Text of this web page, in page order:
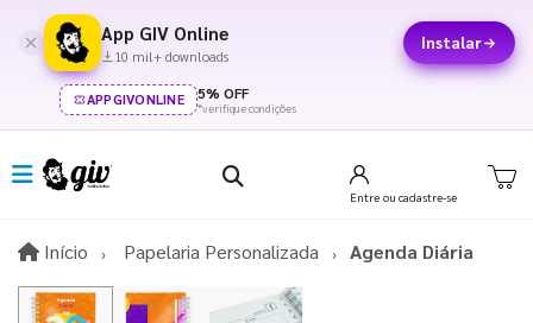
App GIV Online
10 mil+ downloads
Instalar
APPGIVONLINE 5% OFF
*verifique condições
Entre ou cadastre-se
Início InícioPapelaria Personalizada Agenda Diária